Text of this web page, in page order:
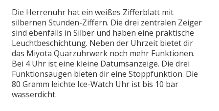
Die Herrenuhr hat ein weißes Zifferblatt mit
silbernen Stunden-Ziffern. Die drei zentralen Zeiger
sind ebenfalls in Silber und haben eine praktische
Leuchtbeschichtung. Neben der Uhrzeit bietet dir
das Miyota Quarzuhrwerk noch mehr Funktionen.
Bei 4 Uhr ist eine kleine Datumsanzeige. Die drei
Funktionsaugen bieten dir eine Stoppfunktion. Die
80 Gramm leichte Ice-Watch Uhr ist bis 10 bar
wasserdicht.